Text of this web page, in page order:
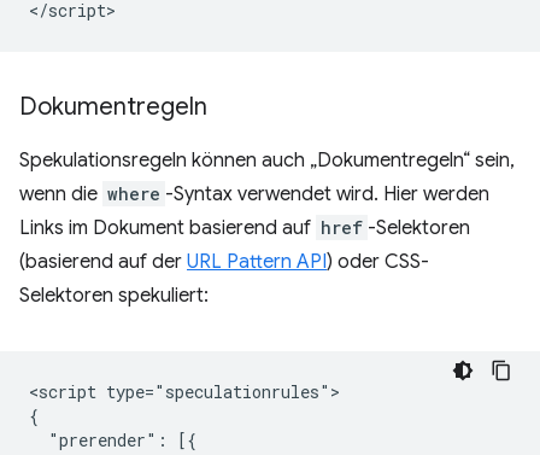
Dokumentregeln
Spekulationsregeln können auch „Dokumentregeln“ sein,
wenn die where -Syntax verwendet wird. Hier werden
Links im Dokument basierend auf href -Selektoren
(basierend auf der URL Pattern API) oder CSS-
Selektoren spekuliert:
<script type="speculationrules">
{
  "prerender": [{